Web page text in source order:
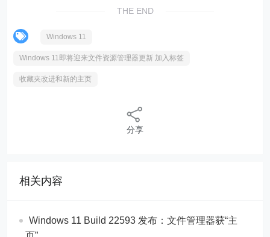
THE END
Windows 11
Windows 11即将迎来文件资源管理器更新 加入标签
收藏夹改进和新的主页
分享
相关内容
Windows 11 Build 22593 发布：文件管理器获“主